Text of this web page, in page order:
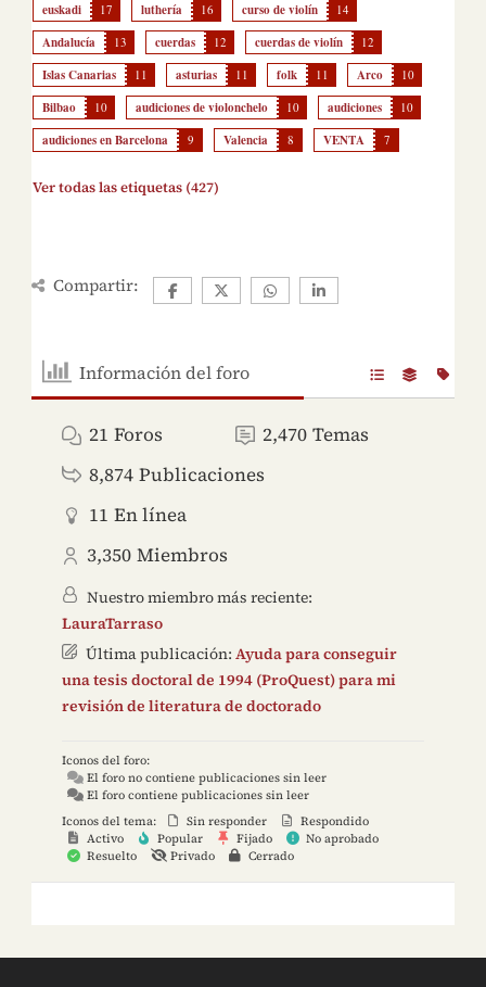
euskadi 17 luthería 16 curso de violín 14
Andalucía 13 cuerdas 12 cuerdas de violín 12
Islas Canarias 11 asturias 11 folk 11 Arco 10
Bilbao 10 audiciones de violonchelo 10 audiciones 10
audiciones en Barcelona 9 Valencia 8 VENTA 7
Ver todas las etiquetas (427)
Compartir:
Información del foro
21 Foros 2,470 Temas
8,874 Publicaciones
11 En línea
3,350 Miembros
Nuestro miembro más reciente:
LauraTarraso
Última publicación: Ayuda para conseguir
una tesis doctoral de 1994 (ProQuest) para mi
revisión de literatura de doctorado
Iconos del foro:
El foro no contiene publicaciones sin leer
El foro contiene publicaciones sin leer
Iconos del tema:
Sin responder
Respondido
Activo
Popular Fijado
No aprobado
Resuelto
Privado Cerrado